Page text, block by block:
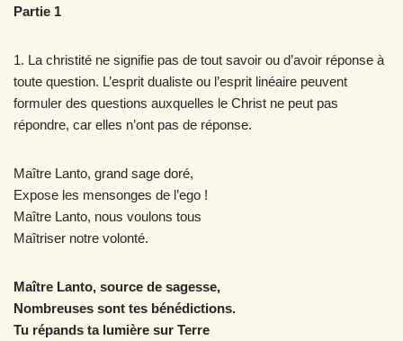
Partie 1
1. La christité ne signifie pas de tout savoir ou d’avoir réponse à
toute question. L’esprit dualiste ou l’esprit linéaire peuvent
formuler des questions auxquelles le Christ ne peut pas
répondre, car elles n’ont pas de réponse.
Maître Lanto, grand sage doré,
Expose les mensonges de l’ego !
Maître Lanto, nous voulons tous
Maîtriser notre volonté.
Maître Lanto, source de sagesse,
Nombreuses sont tes bénédictions.
Tu répands ta lumière sur Terre